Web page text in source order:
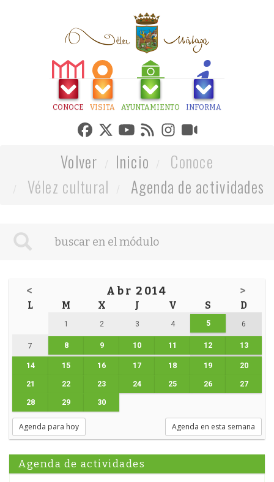
CONOCE VISITA AYUNTAMIENTO INFORMA
Volver Inicio
Conoce
Vélez cultural
Agenda de actividades
< Abr 2014 >
L M X J V S D
1 2 3 4 5 6
7 8 9 10 11 12 13
14 15 16 17 18 19 20
21 22 23 24 25 26 27
28 29 30
Agenda para hoy Agenda en esta semana
Agenda de actividades